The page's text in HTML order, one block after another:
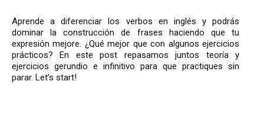
Aprende a diferenciar los verbos en inglés y podrás
dominar la construcción de frases haciendo que tu
expresión mejore. ¿Qué mejor que con algunos ejercicios
prácticos? En este post repasamos juntos teoría y
ejercicios gerundio e infinitivo para que practiques sin
parar. Let’s start!